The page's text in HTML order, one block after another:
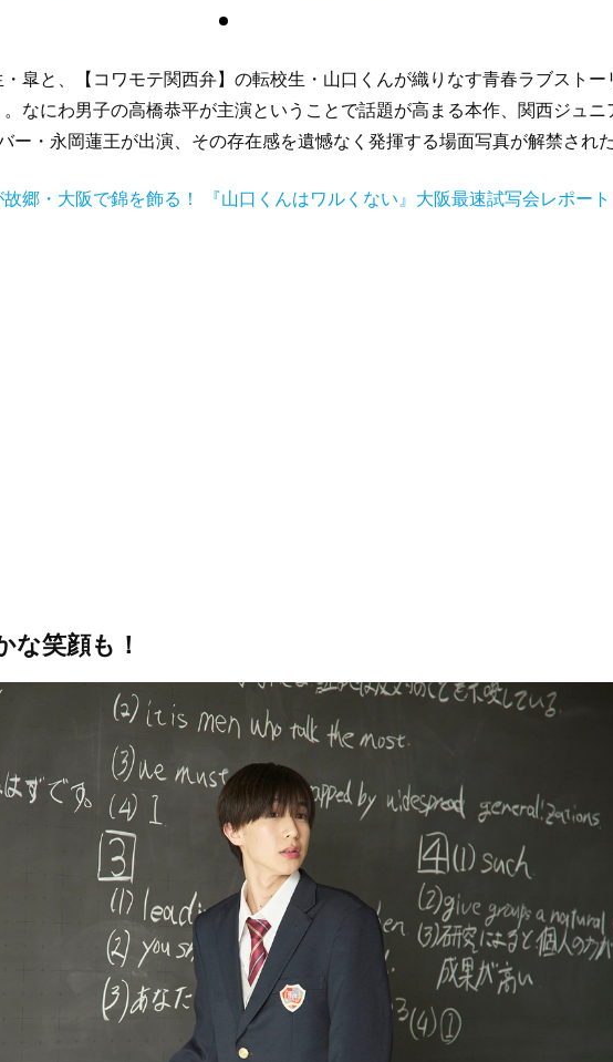
皐と、【コワモテ関西弁】の転校生・山口くんが織りなす青春ラブストー
。なにわ男子の高橋恭平が主演ということで話題が高まる本作、関西ジュニ
ー・永岡蓮王が出演、その存在感を遺憾なく発揮する場面写真が解禁された
故郷・大阪で錦を飾る！ 『山口くんはワルくない』大阪最速試写会レポート
な笑顔も！